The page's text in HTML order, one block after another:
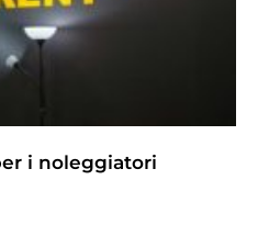
i noleggiatori